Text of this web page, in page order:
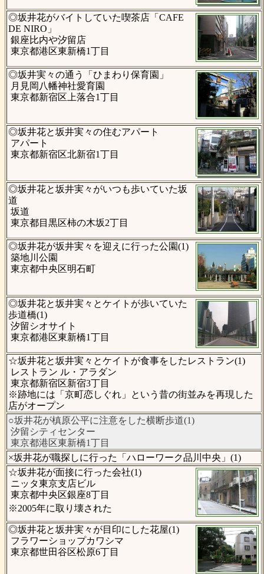
◎坂井花がバイトしていた喫茶店「CAFE
DE NIRO」
銀座比内や汐留店
東京都港区東新橋1丁目
◎坂井実々の通う「ひまわり保育園」
月見岡八幡神社愛育園
東京都新宿区上落合1丁目
◎坂井花と坂井実々の住むアパート
アパート
東京都新宿区北新宿1丁目
◎坂井花と坂井実々がいつも歩いていた坂
道
坂道
東京都目黒区柿の木坂2丁目
◎坂井花が坂井実々を迎えに行った公園(1)
築地川公園
東京都中央区明石町
◎坂井花と坂井実々とケイトが歩いていた
歩道橋(1)
汐留シオサイト
東京都港区東新橋1丁目
☆坂井花と坂井実々とケイトが食事をしたレストラン(1)
レストラン ル・アラダン
東京都新宿区新宿3丁目
※跡地には「京町恋しぐれ」という昔の街並みを再現した
店がオープン
○坂井花が槙原公平に注意をした横断歩道(1)
汐留シティセンター
東京都港区東新橋1丁目
×坂井花が職探しに行った「ハローワーク品川中央」(1)
☆坂井花が面接に行った会社(1)
ニッタ東京支店ビル
東京都中央区銀座8丁目
※2005年に取り壊された
◎坂井花と坂井実々が目印にした花屋(1)
フラワーショップカワシマ
東京都世田谷区松原6丁目